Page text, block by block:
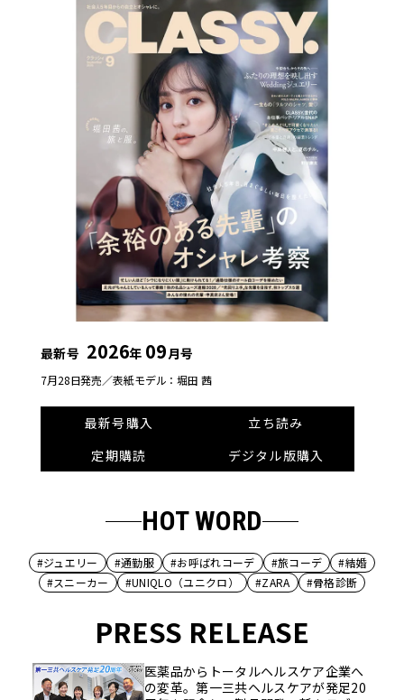
最新号 2026年 09月号
7月28日発売／表紙モデル：堀田 茜
最新号購入
立ち読み
定期購読
デジタル版購入
HOT WORD
#ジュエリー #通勤服 #お呼ばれコーデ #旅コーデ
#結婚
#スニーカー
#UNIQLO（ユニクロ） #ZARA #骨格診断
PRESS RELEASE
医薬品からトータルヘルスケア企業へ
の変革。第一三共ヘルスケアが発足20